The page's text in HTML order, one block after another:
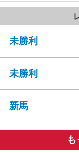
未勝利
未勝利
新馬